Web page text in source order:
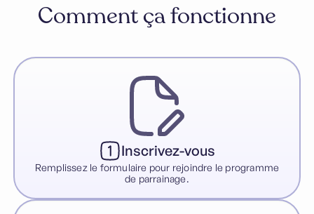
Comment ça fonctionne
Inscrivez-vous
Remplissez le formulaire pour rejoindre le programme
de parrainage.